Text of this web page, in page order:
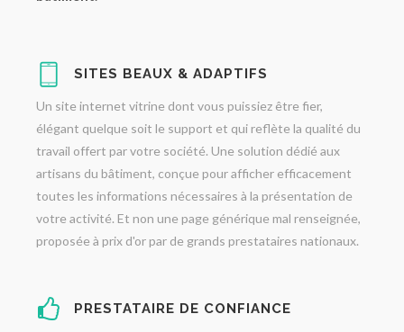
SITES BEAUX & ADAPTIFS
Un site internet vitrine dont vous puissiez être fier,
élégant quelque soit le support et qui reflète la qualité du
travail offert par votre société. Une solution dédié aux
artisans du bâtiment, conçue pour afficher efficacement
toutes les informations nécessaires à la présentation de
votre activité. Et non une page générique mal renseignée,
proposée à prix d'or par de grands prestataires nationaux.
PRESTATAIRE DE CONFIANCE